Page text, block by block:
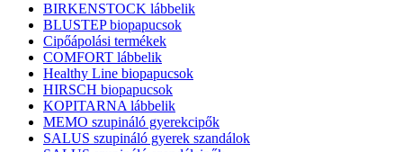
BIRKENSTOCK lábbelik
BLUSTEP biopapucsok
Cipőápolási termékek
COMFORT lábbelik
Healthy Line biopapucsok
HIRSCH biopapucsok
KOPITARNA lábbelik
MEMO szupináló gyerekcipők
SALUS szupináló gyerek szandálok